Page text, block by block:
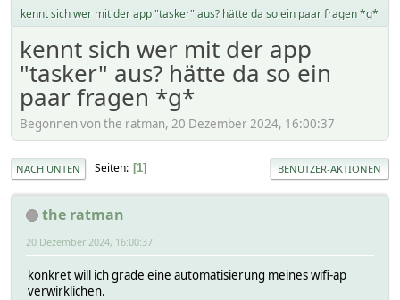
kennt sich wer mit der app "tasker" aus? hätte da so ein paar fragen *g*
kennt sich wer mit der app
"tasker" aus? hätte da so ein
paar fragen *g*
Begonnen von the ratman, 20 Dezember 2024, 16:00:37
NACH UNTEN Seiten 1 BENUTZER-AKTIONEN
the ratman
20 Dezember 2024, 16:00:37
konkret will ich grade eine automatisierung meines wifi-ap
verwirklichen.